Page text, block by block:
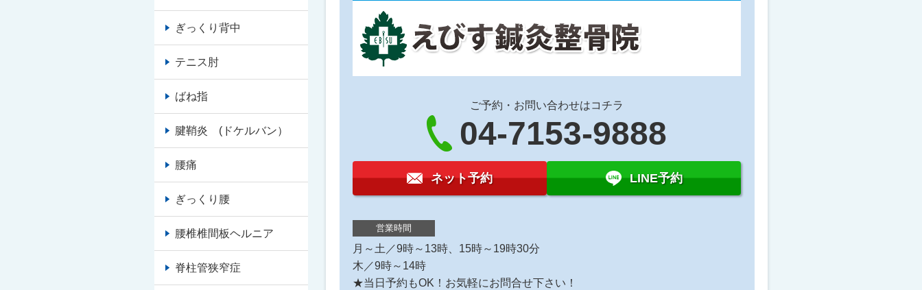
ご予約・お問い合わせはコチラ
04-7153-9888
ネット予約 LINE予約
営業時間
月～土／9時～13時、15時～19時30分
木／9時～14時
★当日予約もOK！お気軽にお問合せ下さい！
ぎっくり背中
テニス肘
ばね指
腱鞘炎 (ドケルバン）
腰痛
ぎっくり腰
腰椎椎間板ヘルニア
脊柱管狭窄症